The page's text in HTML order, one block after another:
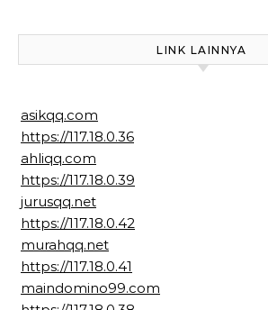
LINK LAINNYA
asikqq.com
https://117.18.0.36
ahliqq.com
https://117.18.0.39
jurusqq.net
https://117.18.0.42
murahqq.net
https://117.18.0.41
maindomino99.com